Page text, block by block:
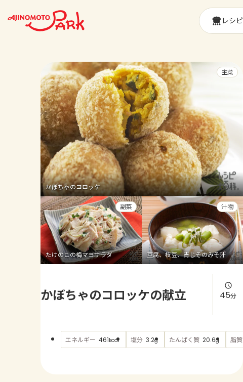
レシピ
かぼちゃのコロッケ
主菜
たけのこの梅マヨサラダ
副菜
豆腐、枝豆、青じそのみそ汁
汁物
かぼちゃのコロッケの献立 45分
エネルギー 461kcal 塩分 3.2g たんぱく質 20.6g 脂質